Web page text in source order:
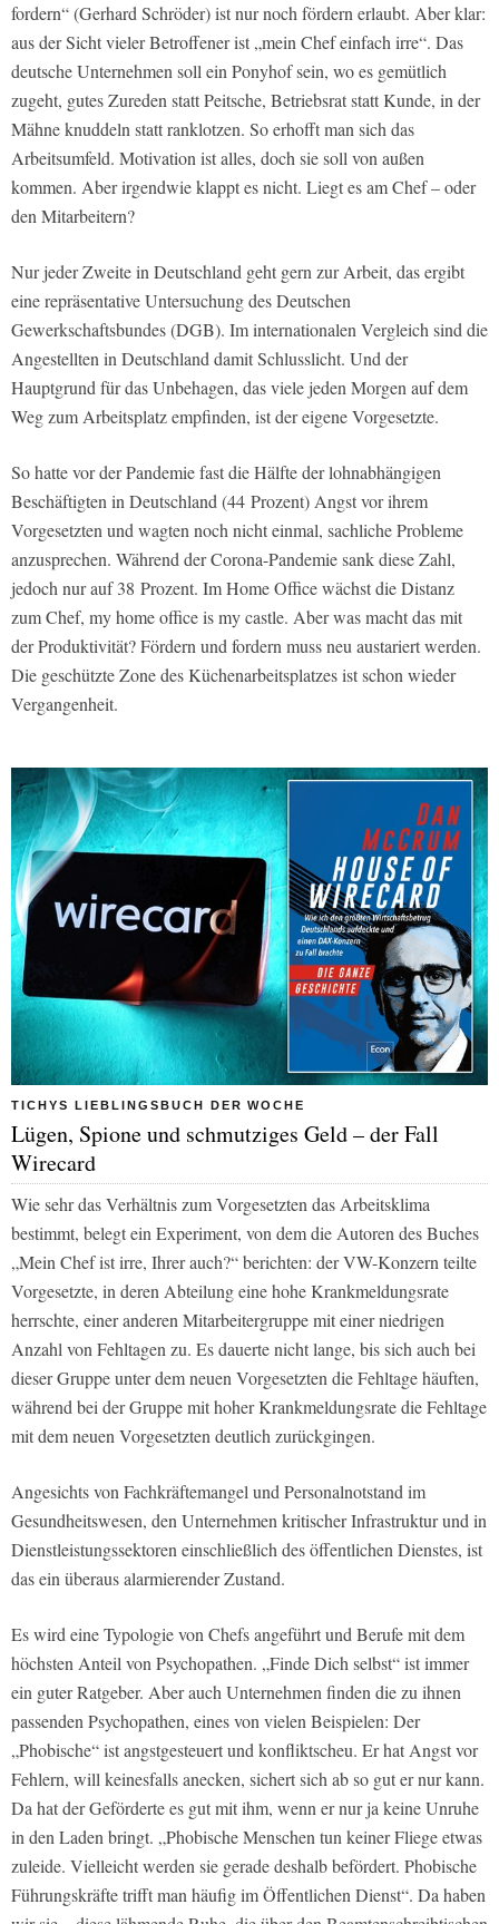
fordern“ (Gerhard Schröder) ist nur noch fördern erlaubt. Aber klar:
aus der Sicht vieler Betroffener ist „mein Chef einfach irre“. Das
deutsche Unternehmen soll ein Ponyhof sein, wo es gemütlich
zugeht, gutes Zureden statt Peitsche, Betriebsrat statt Kunde, in der
Mähne knuddeln statt ranklotzen. So erhofft man sich das
Arbeitsumfeld. Motivation ist alles, doch sie soll von außen
kommen. Aber irgendwie klappt es nicht. Liegt es am Chef – oder
den Mitarbeitern?
Nur jeder Zweite in Deutschland geht gern zur Arbeit, das ergibt
eine repräsentative Untersuchung des Deutschen
Gewerkschaftsbundes (DGB). Im internationalen Vergleich sind die
Angestellten in Deutschland damit Schlusslicht. Und der
Hauptgrund für das Unbehagen, das viele jeden Morgen auf dem
Weg zum Arbeitsplatz empfinden, ist der eigene Vorgesetzte.
So hatte vor der Pandemie fast die Hälfte der lohnabhängigen
Beschäftigten in Deutschland (44 Prozent) Angst vor ihrem
Vorgesetzten und wagten noch nicht einmal, sachliche Probleme
anzusprechen. Während der Corona-Pandemie sank diese Zahl,
jedoch nur auf 38 Prozent. Im Home Office wächst die Distanz
zum Chef, my home office is my castle. Aber was macht das mit
der Produktivität? Fördern und fordern muss neu austariert werden.
Die geschützte Zone des Küchenarbeitsplatzes ist schon wieder
Vergangenheit.
TICHYS LIEBLINGSBUCH DER WOCHE
Lügen, Spione und schmutziges Geld – der Fall
Wirecard
Wie sehr das Verhältnis zum Vorgesetzten das Arbeitsklima
bestimmt, belegt ein Experiment, von dem die Autoren des Buches
„Mein Chef ist irre, Ihrer auch?“ berichten: der VW-Konzern teilte
Vorgesetzte, in deren Abteilung eine hohe Krankmeldungsrate
herrschte, einer anderen Mitarbeitergruppe mit einer niedrigen
Anzahl von Fehltagen zu. Es dauerte nicht lange, bis sich auch bei
dieser Gruppe unter dem neuen Vorgesetzten die Fehltage häuften,
während bei der Gruppe mit hoher Krankmeldungsrate die Fehltage
mit dem neuen Vorgesetzten deutlich zurückgingen.
Angesichts von Fachkräftemangel und Personalnotstand im
Gesundheitswesen, den Unternehmen kritischer Infrastruktur und in
Dienstleistungssektoren einschließlich des öffentlichen Dienstes, ist
das ein überaus alarmierender Zustand.
Es wird eine Typologie von Chefs angeführt und Berufe mit dem
höchsten Anteil von Psychopathen. „Finde Dich selbst“ ist immer
ein guter Ratgeber. Aber auch Unternehmen finden die zu ihnen
passenden Psychopathen, eines von vielen Beispielen: Der
„Phobische“ ist angstgesteuert und konfliktscheu. Er hat Angst vor
Fehlern, will keinesfalls anecken, sichert sich ab so gut er nur kann.
Da hat der Geförderte es gut mit ihm, wenn er nur ja keine Unruhe
in den Laden bringt. „Phobische Menschen tun keiner Fliege etwas
zuleide. Vielleicht werden sie gerade deshalb befördert. Phobische
Führungskräfte trifft man häufig im Öffentlichen Dienst“. Da haben